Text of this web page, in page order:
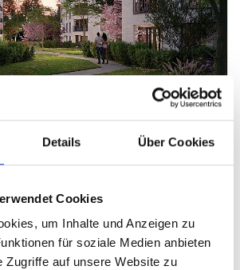
Details Über Cookies
Cookies
um Inhalte und Anzeigen zu
für soziale Medien anbieten
Zugriffe auf unsere Website zu